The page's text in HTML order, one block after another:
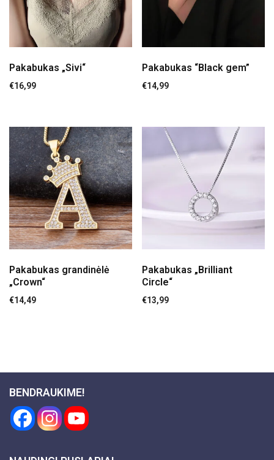
Pakabukas „Sivi“
€16,99
Pakabukas “Black gem”
€14,99
Pakabukas grandinėlė
„Crown“
€14,49
Pakabukas „Brilliant
Circle“
€13,99
BENDRAUKIME!